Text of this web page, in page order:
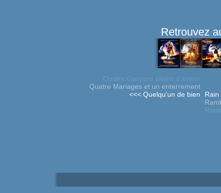
Retrouvez
Quatre Garçons pleins d'avenir
Quatre Mariages et un enterrement
<<< Quelqu'un de bien
Rain